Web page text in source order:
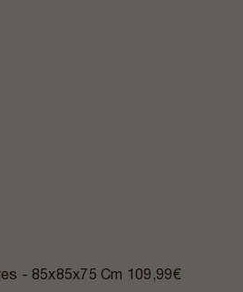
- 85x85x75 Cm 109,99€